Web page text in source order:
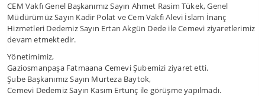
CEM Vakfı Genel Başkanımız Sayın Ahmet Rasim Tükek, Genel
Müdürümüz Sayın Kadir Polat ve Cem Vakfı Alevi İslam İnanç
Hizmetleri Dedemiz Sayın Ertan Akgün Dede ile Cemevi ziyaretlerimiz
devam etmektedir.
Yönetimimiz,
Gaziosmanpaşa Fatmaana Cemevi Şubemizi ziyaret etti.
Şube Başkanımız Sayın Murteza Baytok,
Cemevi Dedemiz Sayın Kasım Ertunç ile görüşme yapılmadı.